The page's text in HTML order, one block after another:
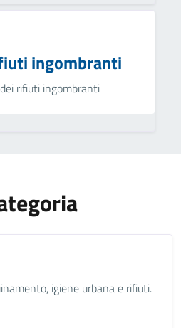
ingombranti
rifiuti ingombranti
igiene urbana e rifiuti.